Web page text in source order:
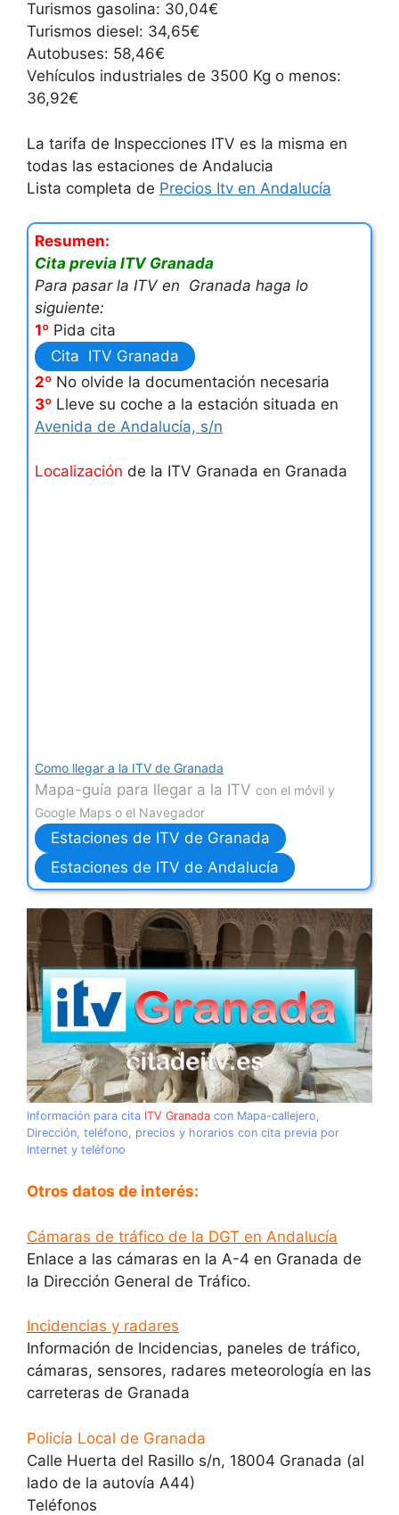
Turismos gasolina: 30,04€
Turismos diesel: 34,65€
Autobuses: 58,46€
Vehículos industriales de 3500 Kg o menos:
36,92€
La tarifa de Inspecciones ITV es la misma en
todas las estaciones de Andalucia
Lista completa de Precios Itv en Andalucía
Resumen:
Cita previa ITV Granada
Para pasar la ITV en Granada haga lo
siguiente:
1º Pida cita
Cita ITV Granada
2º No olvide la documentación necesaria
3º Lleve su coche a la estación situada en
Avenida de Andalucía, s/n
Localización de la ITV Granada en Granada
Como llegar a la ITV de Granada
Mapa-guía para llegar a la ITV con el móvil y
Google Maps o el Navegador
Estaciones de ITV de Granada
Estaciones de ITV de Andalucía
Información para cita ITV Granada con Mapa-callejero,
Dirección, teléfono, precios y horarios con cita previa por
Internet y teléfono
Otros datos de interés:
Cámaras de tráfico de la DGT en Andalucía
Enlace a las cámaras en la A-4 en Granada de
la Dirección General de Tráfico.
Incidencias y radares
Información de Incidencias, paneles de tráfico,
cámaras, sensores, radares meteorología en las
carreteras de Granada
Policía Local de Granada
Calle Huerta del Rasillo s/n, 18004 Granada (al
lado de la autovía A44)
Teléfonos